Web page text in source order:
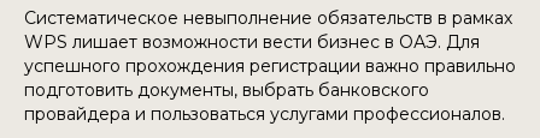
Систематическое невыполнение обязательств в рамках
WPS лишает возможности вести бизнес в ОАЭ. Для
успешного прохождения регистрации важно правильно
подготовить документы, выбрать банковского
провайдера и пользоваться услугами профессионалов.